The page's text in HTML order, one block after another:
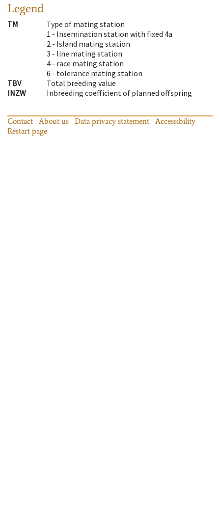
Legend
TM
Type of mating station
1 - Insemination station with fixed 4a
2 - Island mating station
3 - line mating station
4 - race mating station
6 - tolerance mating station
TBV
Total breeding value
INZW
Inbreeding coefficient of planned offspring
Contact About us Data privacy statement
Accessibility
Restart page